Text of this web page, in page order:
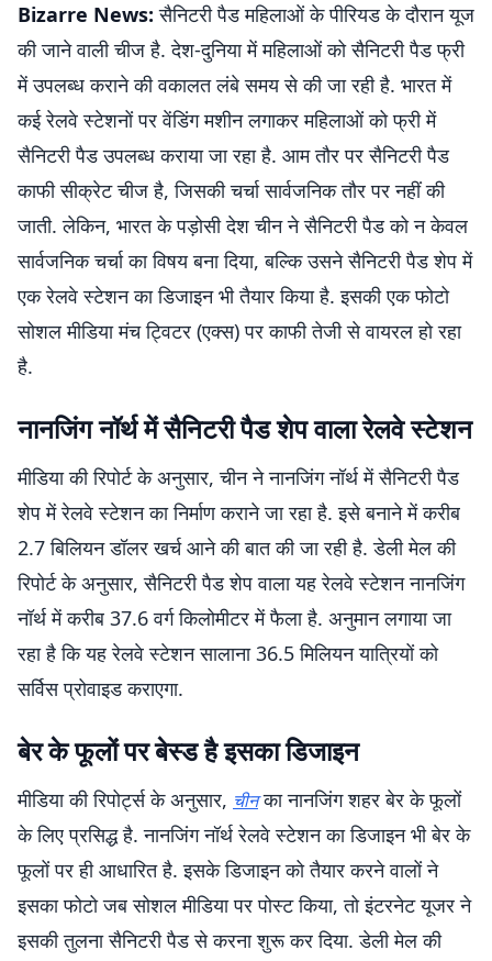
Bizarre News: सैनिटरी पैड महिलाओं के पीरियड के दौरान यूज
की जाने वाली चीज है. देश-दुनिया में महिलाओं को सैनिटरी पैड फ्री
में उपलब्ध कराने की वकालत लंबे समय से की जा रही है. भारत में
कई रेलवे स्टेशनों पर वेंडिंग मशीन लगाकर महिलाओं को फ्री में
सैनिटरी पैड उपलब्ध कराया जा रहा है. आम तौर पर सैनिटरी पैड
काफी सीक्रेट चीज है, जिसकी चर्चा सार्वजनिक तौर पर नहीं की
जाती. लेकिन, भारत के पड़ोसी देश चीन ने सैनिटरी पैड को न केवल
सार्वजनिक चर्चा का विषय बना दिया, बल्कि उसने सैनिटरी पैड शेप में
एक रेलवे स्टेशन का डिजाइन भी तैयार किया है. इसकी एक फोटो
सोशल मीडिया मंच ट्विटर (एक्स) पर काफी तेजी से वायरल हो रहा
है.
नानजिंग नॉर्थ में सैनिटरी पैड शेप वाला रेलवे स्टेशन
मीडिया की रिपोर्ट के अनुसार, चीन ने नानजिंग नॉर्थ में सैनिटरी पैड
शेप में रेलवे स्टेशन का निर्माण कराने जा रहा है. इसे बनाने में करीब
2.7 बिलियन डॉलर खर्च आने की बात की जा रही है. डेली मेल की
रिपोर्ट के अनुसार, सैनिटरी पैड शेप वाला यह रेलवे स्टेशन नानजिंग
नॉर्थ में करीब 37.6 वर्ग किलोमीटर में फैला है. अनुमान लगाया जा
रहा है कि यह रेलवे स्टेशन सालाना 36.5 मिलियन यात्रियों को
सर्विस प्रोवाइड कराएगा.
बेर के फूलों पर बेस्ड है इसका डिजाइन
मीडिया की रिपोर्ट्स के अनुसार, चीनका नानजिंग शहर बेर के फूलों
के लिए प्रसिद्ध है. नानजिंग नॉर्थ रेलवे स्टेशन का डिजाइन भी बेर के
फूलों पर ही आधारित है. इसके डिजाइन को तैयार करने वालों ने
इसका फोटो जब सोशल मीडिया पर पोस्ट किया, तो इंटरनेट यूजर ने
इसकी तुलना सैनिटरी पैड से करना शुरू कर दिया. डेली मेल की